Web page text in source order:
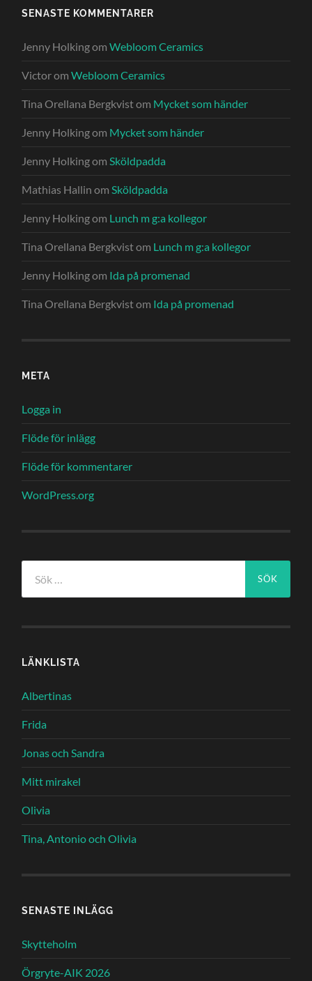
SENASTE KOMMENTARER
Jenny HolkingomWebloom Ceramics
VictoromWebloom Ceramics
Tina Orellana Bergkvistom Mycket som händer
Jenny Holkingom Mycket som händer
Jenny HolkingomSköldpadda
Mathias Hallin omSköldpadda
Jenny Holkingom Lunch m g:a kollegor
Tina Orellana Bergkvistom Lunch m g:a kollegor
Jenny Holkingom Ida på promenad
Tina Orellana Bergkvistom Ida på promenad
META
Logga in
Flöde för inlägg
Flöde för kommentarer
WordPress.org
efter:
LÄNKLISTA
Albertinas
Frida
Jonas och Sandra
Mitt mirakel
Olivia
Tina, Antonio och Olivia
SENASTE INLÄGG
Skytteholm
Örgryte-AIK 2026